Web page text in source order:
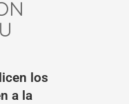
los
a la